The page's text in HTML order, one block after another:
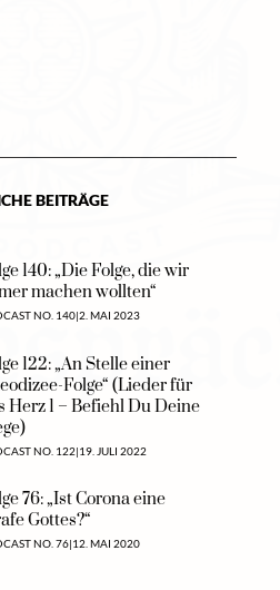
BEITRÄGE
140: „Die Folge, die wir
machen wollten“
NO. 140|2. MAI 2023
122: „An Stelle einer
Folge“ (Lieder für
Herz 1 – Befiehl Du Deine
NO. 122|19. JULI 2022
76: „Ist Corona eine
Gottes?“
NO. 76|12. MAI 2020